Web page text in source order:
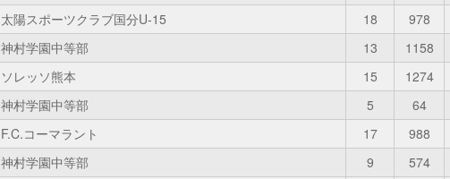
太陽スポーツクラブ国分U-15 18 978
神村学園中等部 13 1158
ソレッソ熊本 15 1274
神村学園中等部 5 64
F.C.コーマラント 17 988
神村学園中等部 9 574